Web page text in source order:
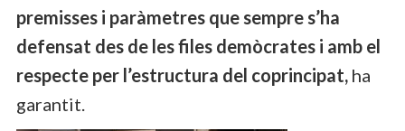
premisses i paràmetres que sempre s’ha
defensat des de les files demòcrates i amb el
respecte per l’estructura del coprincipat, ha
garantit.